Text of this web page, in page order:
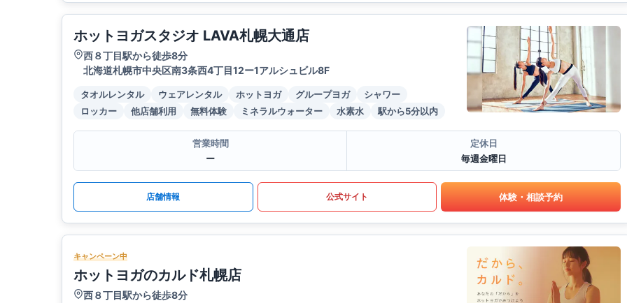
ホットヨガスタジオ LAVA札幌大通店
西８丁目駅から徒歩8分
北海道札幌市中央区南3条西4丁目12ー1アルシュビル8F
タオルレンタル ウェアレンタル ホットヨガ グループヨガ
シャワー
ロッカー
他店舗利用 無料体験 ミネラルウォーター 水素水 駅から5分以内
営業時間
ー
定休日
毎週金曜日
店舗情報 公式サイト 体験・相談予約
キャンペーン中
ホットヨガのカルド札幌店
西８丁目駅から徒歩8分